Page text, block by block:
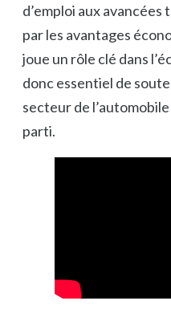
d’emploi aux
par les avantages
joue un rôle clé dans
donc essentiel de
secteur de
parti.